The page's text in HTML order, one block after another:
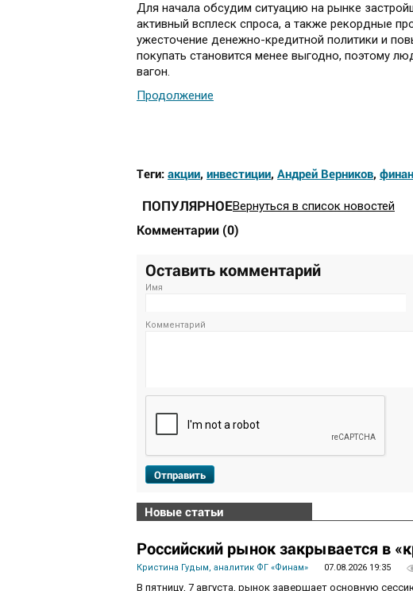
Для начала обсудим ситуацию на рынке
активный всплеск спроса, а также рекордные
ужесточение денежно-кредитной политики и
покупать становится менее выгодно, поэтому
вагон.
Продолжение
Теги: акции, инвестиции, Андрей Верников,
ПОПУЛЯРНОЕВернуться в список новостей
Комментарии (0)
Оставить комментарий
Имя
Комментарий
Отправить
Новые статьи
Российский рынок закрывается в
Кристина Гудым, аналитик ФГ «Финам» 07.08.2026 19:35
В пятницу, 7 августа, рынок завершает основную